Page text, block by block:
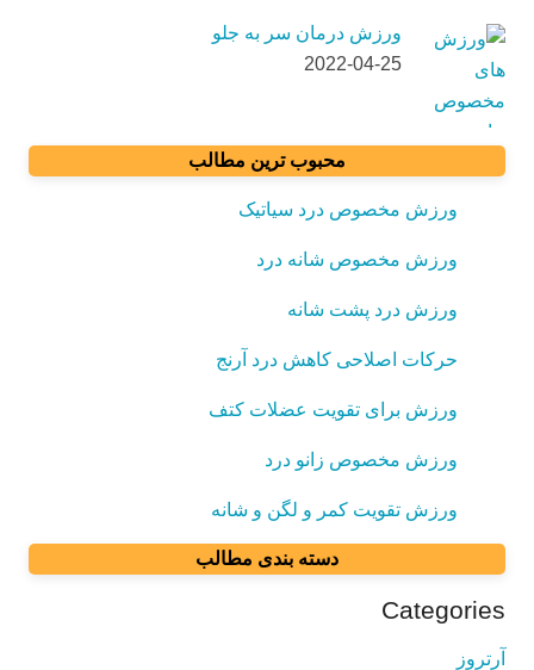
ورزش درمان سر به جلو
2022-04-25
محبوب ترین مطالب
ورزش مخصوص درد سیاتیک
ورزش مخصوص شانه درد
ورزش درد پشت شانه
حرکات اصلاحی کاهش درد آرنج
ورزش برای تقویت عضلات کتف
ورزش مخصوص زانو درد
ورزش تقویت کمر و لگن و شانه
دسته بندی مطالب
Categories
آرتروز